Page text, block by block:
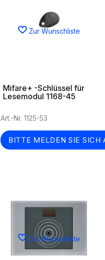
Zur Wunschliste
Mifare+ -Schlüssel für
Lesemodul 1168-45
Art.-Nr. 1125-53
BITTE MELDEN SIE SICH
Zur Wunschliste